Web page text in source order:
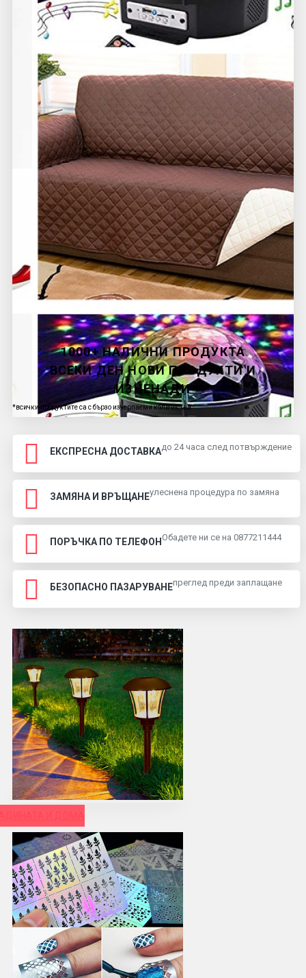
1000+ НАЛИЧНИ ПРОДУКТА
ВСЕКИ ДЕН НОВИ ПРОДУКТИ И
ИЗНЕНАДИ
*всички продуктите са с бързо изчерпаеми количества
ЕКСПРЕСНА ДОСТАВКАдо 24 часа след потвърждение
ЗАМЯНА И ВРЪЩАНЕулеснена процедура по замяна
ПОРЪЧКА ПО ТЕЛЕФОН Обадете ни се на 0877211444
БЕЗОПАСНО ПАЗАРУВАНЕпреглед преди заплащане